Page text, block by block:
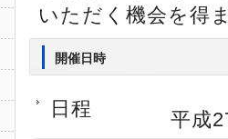
いただく機会を得
開催日時
日程
平成